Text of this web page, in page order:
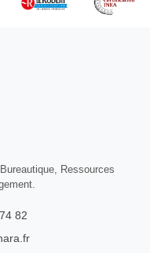
Ressources
82